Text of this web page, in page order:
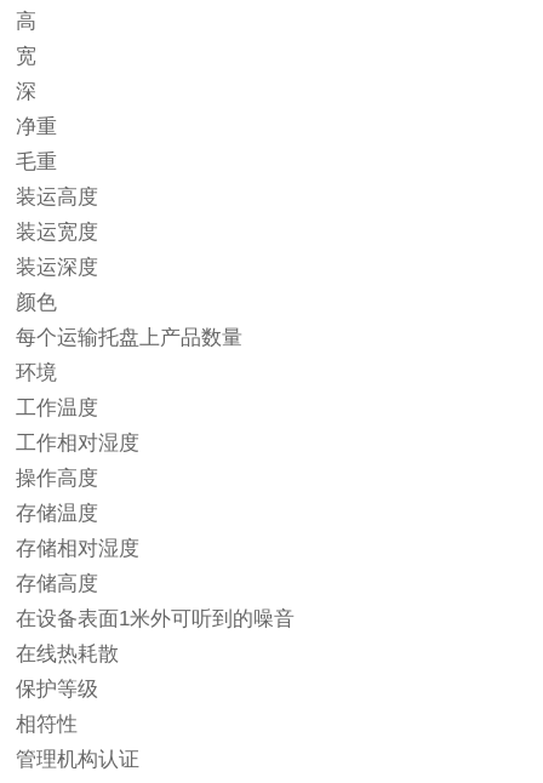
高
宽
深
净重
毛重
装运高度
装运宽度
装运深度
颜色
每个运输托盘上产品数量
环境
工作温度
工作相对湿度
操作高度
存储温度
存储相对湿度
存储高度
在设备表面1米外可听到的噪音
在线热耗散
保护等级
相符性
管理机构认证